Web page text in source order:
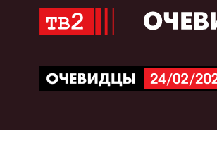
Перейти